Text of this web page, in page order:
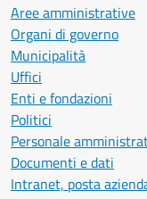
Aree amministrative
Organi di governo
Municipalità
Uffici
Enti e fondazioni
Politici
Personale
Documenti e dati
Intranet, posta